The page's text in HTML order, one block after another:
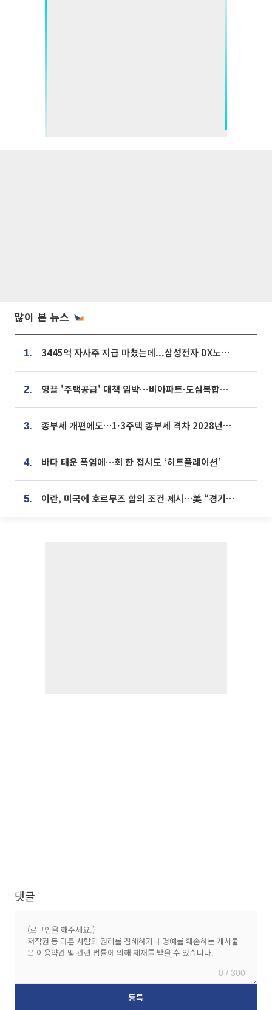
많이 본 뉴스
1. 3445억 자사주 지급 마쳤는데...삼성전자 DX노조, 뒤늦은 '떼쓰기 집회'
2. 영끌 '주택공급' 대책 임박⋯비아파트·도심복합까지 총동원
3. 종부세 개편에도…1·3주택 종부세 격차 2028년부터 확대
4. 바다 태운 폭염에…회 한 접시도 ‘히트플레이션’
5. 이란, 미국에 호르무즈 합의 조건 제시…美 “경기 아직 안 끝나” [종합]
댓글
0 / 300